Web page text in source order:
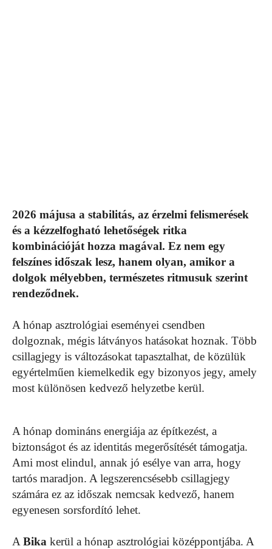
2026 májusa a stabilitás, az érzelmi felismerések
és a kézzelfogható lehetőségek ritka
kombinációját hozza magával. Ez nem egy
felszínes időszak lesz, hanem olyan, amikor a
dolgok mélyebben, természetes ritmusuk szerint
rendeződnek.
A hónap asztrológiai eseményei csendben
dolgoznak, mégis látványos hatásokat hoznak. Több
csillagjegy is változásokat tapasztalhat, de közülük
egyértelműen kiemelkedik egy bizonyos jegy, amely
most különösen kedvező helyzetbe kerül.
A hónap domináns energiája az építkezést, a
biztonságot és az identitás megerősítését támogatja.
Ami most elindul, annak jó esélye van arra, hogy
tartós maradjon. A legszerencsésebb csillagjegy
számára ez az időszak nemcsak kedvező, hanem
egyenesen sorsfordító lehet.
A Bika kerül a hónap asztrológiai középpontjába. A